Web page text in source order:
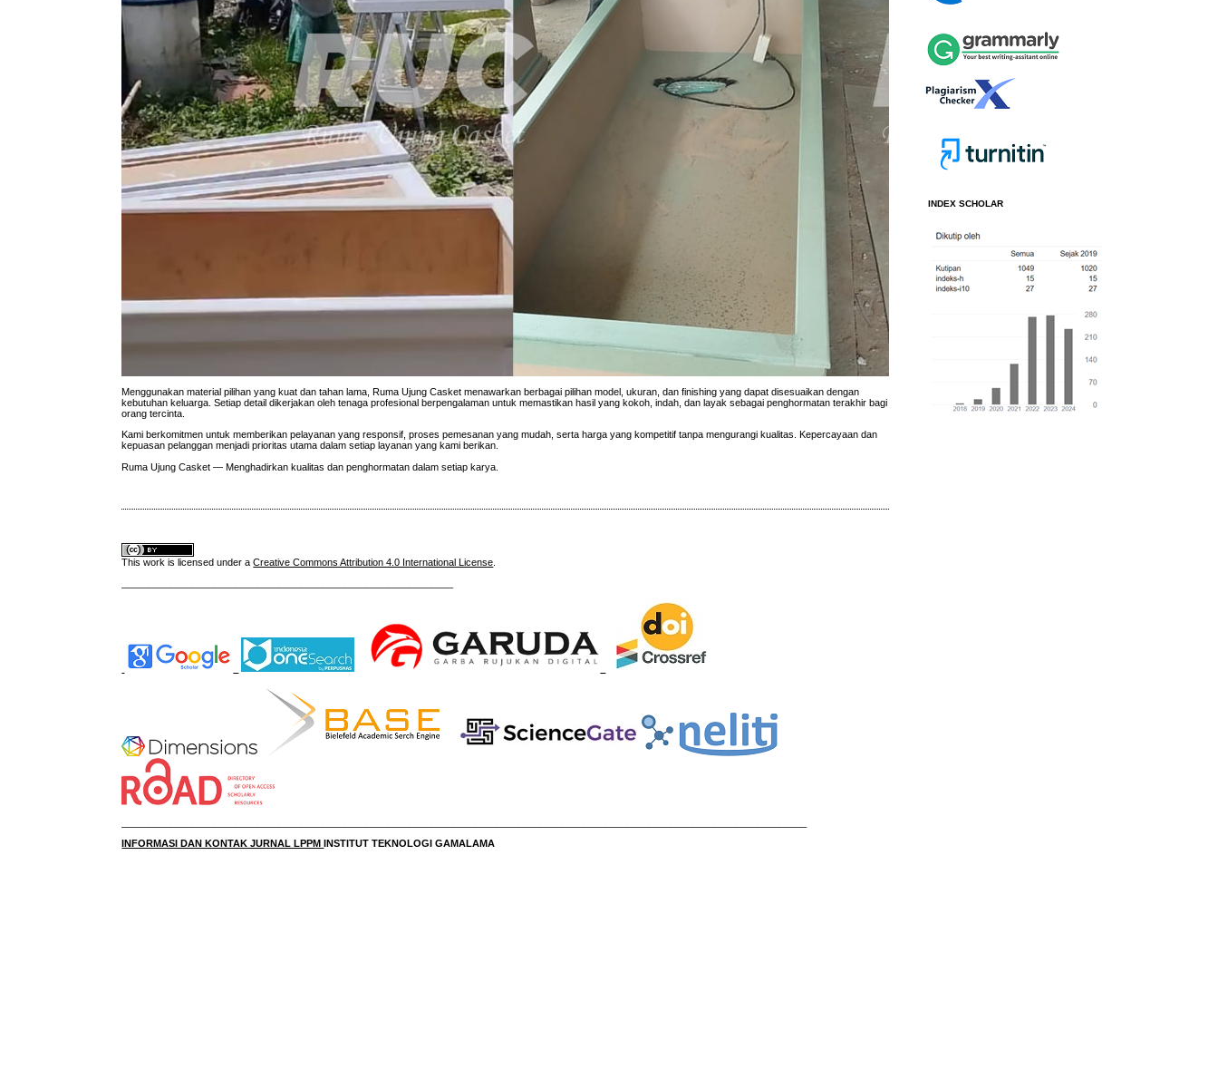
INDEX SCHOLAR
Menggunakan material pilihan yang kuat dan tahan lama, Ruma Ujung Casket menawarkan berbagai pilihan model, ukuran, dan finishing yang dapat disesuaikan dengan
kebutuhan keluarga. Setiap detail dikerjakan oleh tenaga profesional berpengalaman untuk memastikan hasil yang kokoh, indah, dan layak sebagai penghormatan terakhir bagi
orang tercinta.
Kami berkomitmen untuk memberikan pelayanan yang responsif, proses pemesanan yang mudah, serta harga yang kompetitif tanpa mengurangi kualitas. Kepercayaan dan
kepuasan pelanggan menjadi prioritas utama dalam setiap layanan yang kami berikan.
Ruma Ujung Casket — Menghadirkan kualitas dan penghormatan dalam setiap karya.
This work is licensed under aCreative Commons Attribution 4.0 International License
INFORMASI DAN KONTAK JURNAL LPPMINSTITUT TEKNOLOGI GAMALAMA